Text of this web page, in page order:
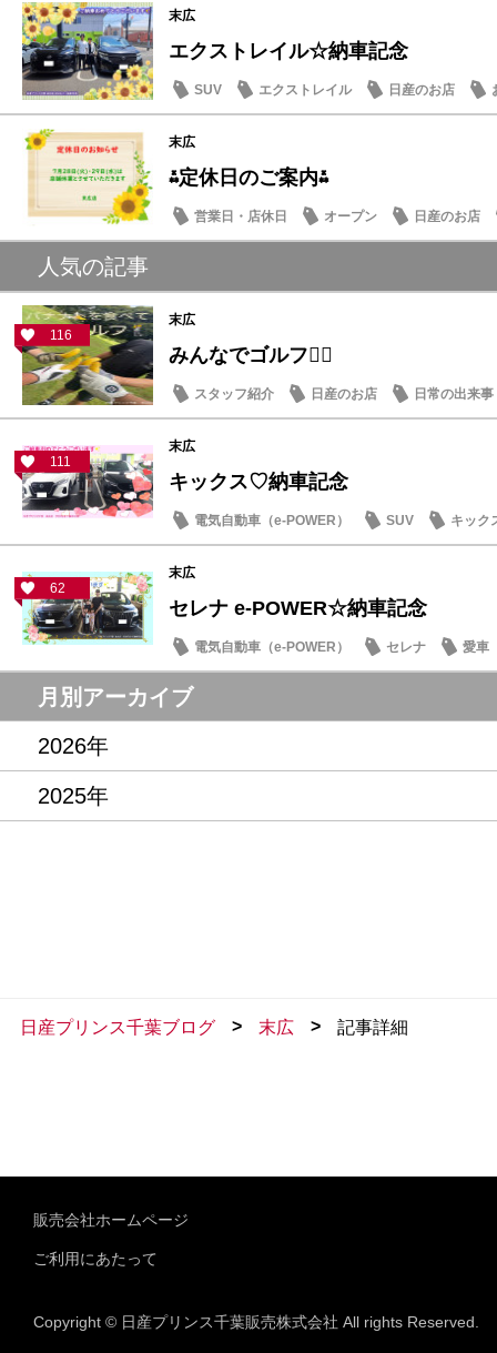
末広
エクストレイル☆納車記念
SUV エクストレイル 日産のお店
末広
⁂定休日のご案内⁂
営業日・店休日 オープン 日産のお店
人気の記事
116
末広
みんなでゴルフ🏌️‍♂️
スタッフ紹介 日産のお店 日常の出来事
111
末広
キックス♡納車記念
電気自動車（e-POWER） SUV キック
62
末広
セレナ e-POWER☆納車記念
電気自動車（e-POWER） セレナ 愛車
月別アーカイブ
2026年
2025年
日産プリンス千葉ブログ > 末広 > 記事詳細
販売会社ホームページ
ご利用にあたって
Copyright © 日産プリンス千葉販売株式会社 All rights Reserved.